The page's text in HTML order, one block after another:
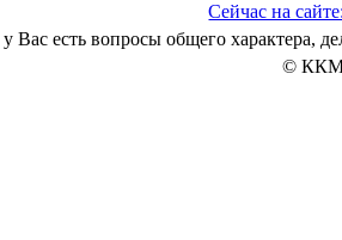
Сейчас на
Вас есть вопросы общего характера,
© ККМ